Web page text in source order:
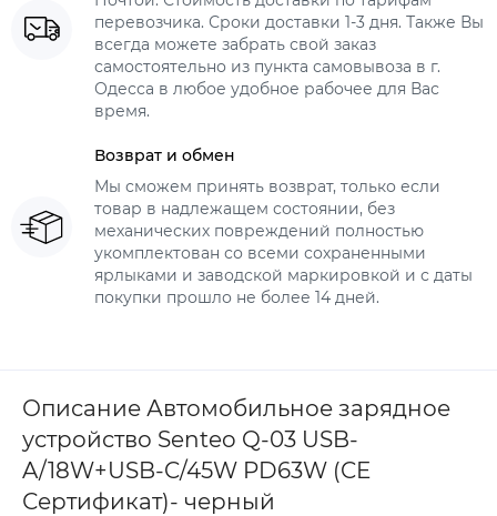
перевозчика. Сроки доставки 1-3 дня. Также Вы
всегда можете забрать свой заказ
самостоятельно из пункта самовывоза в г.
Одесса в любое удобное рабочее для Вас
время.
Возврат и обмен
Мы сможем принять возврат, только если
товар в надлежащем состоянии, без
механических повреждений полностью
укомплектован со всеми сохраненными
ярлыками и заводской маркировкой и с даты
покупки прошло не более 14 дней.
Описание Автомобильное зарядное
устройство Senteo Q-03 USB-
A/18W+USB-C/45W PD63W (CE
Сертификат)- черный